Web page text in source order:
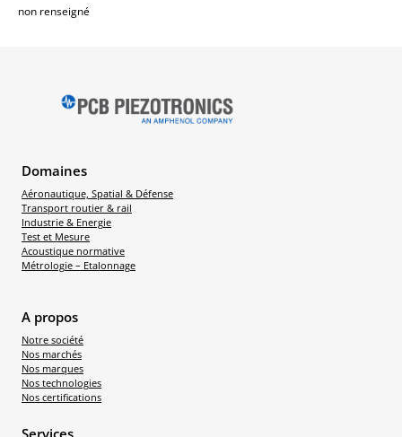
non renseigné
Domaines
Aéronautique, Spatial & Défense
Transport routier & rail
Industrie & Energie
Test et Mesure
Acoustique normative
Métrologie – Etalonnage
A propos
Notre société
Nos marchés
Nos marques
Nos technologies
Nos certifications
Services